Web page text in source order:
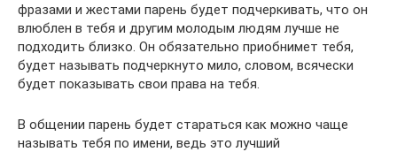
фразами и жестами парень будет подчеркивать, что он
влюблен в тебя и другим молодым людям лучше не
подходить близко. Он обязательно приобнимет тебя,
будет называть подчеркнуто мило, словом, всячески
будет показывать свои права на тебя.
В общении парень будет стараться как можно чаще
называть тебя по имени, ведь это лучший